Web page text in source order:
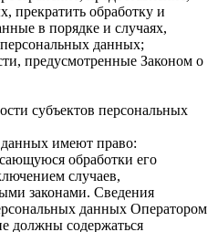
прекратить обработку и
в порядке и случаях,
данных;
предусмотренные Законом о
субъектов персональных
имеют право:
обработки его
случаев,
законами. Сведения
данных Оператором
должны содержаться